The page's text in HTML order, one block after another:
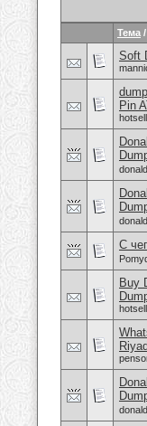
Тема /
Soft
Pin
С
Buy